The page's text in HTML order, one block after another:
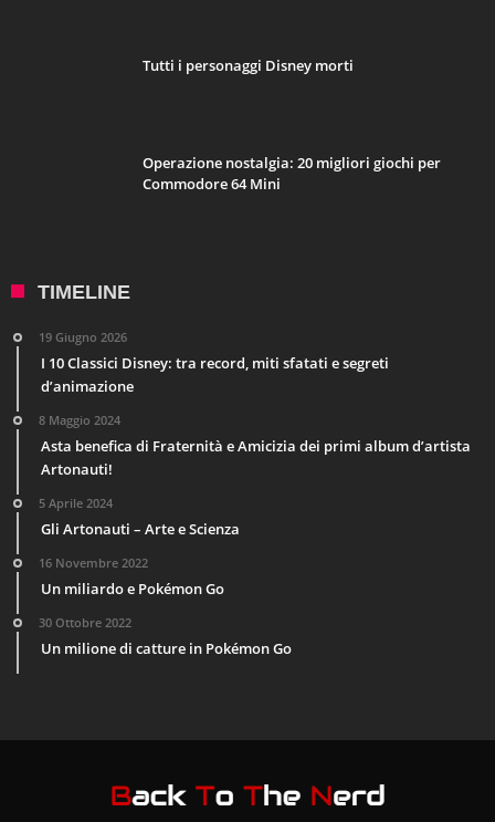
Tutti i personaggi Disney morti
Operazione nostalgia: 20 migliori giochi per
Commodore 64 Mini
TIMELINE
19 Giugno 2026
I 10 Classici Disney: tra record, miti sfatati e segreti
d’animazione
8 Maggio 2024
Asta benefica di Fraternità e Amicizia dei primi album d’artista
Artonauti!
5 Aprile 2024
Gli Artonauti – Arte e Scienza
16 Novembre 2022
Un miliardo e Pokémon Go
30 Ottobre 2022
Un milione di catture in Pokémon Go